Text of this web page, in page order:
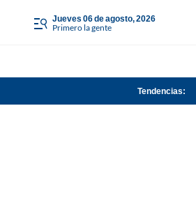
jueves 06 de agosto, 2026
Primero la gente
Tendencias: